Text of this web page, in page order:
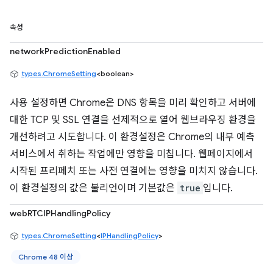
속성
networkPredictionEnabled
types.ChromeSetting<boolean>
사용 설정하면 Chrome은 DNS 항목을 미리 확인하고 서버에
대한 TCP 및 SSL 연결을 선제적으로 열어 웹브라우징 환경을
개선하려고 시도합니다. 이 환경설정은 Chrome의 내부 예측
서비스에서 취하는 작업에만 영향을 미칩니다. 웹페이지에서
시작된 프리페치 또는 사전 연결에는 영향을 미치지 않습니다.
이 환경설정의 값은 불리언이며 기본값은 true 입니다.
webRTCIPHandlingPolicy
types.ChromeSetting<IPHandlingPolicy>
Chrome 48 이상